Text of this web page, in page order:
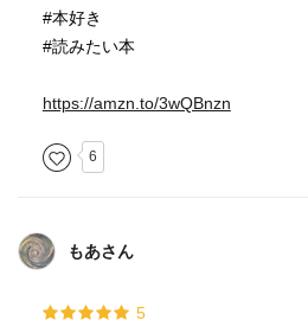
#本好き
#読みたい本
https://amzn.to/3wQBnzn
6
もあさん
5